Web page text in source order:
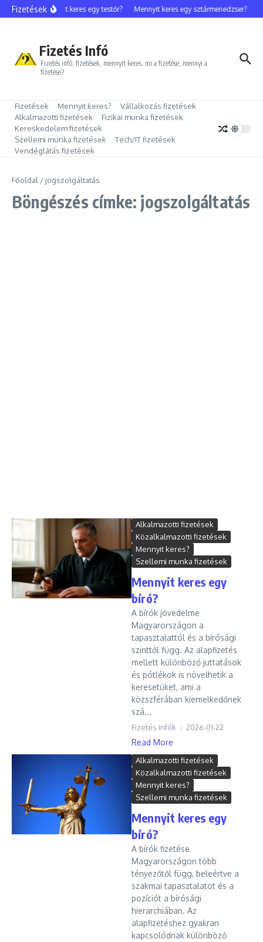
Ugrás a tartalomhoz
FizetésekMennyit keres egy testőr? Mennyit keres egy sztármenedzser?
Fizetés Infó
Fizetés infó, fizetések, mennyit keres, mi a fizetése, mennyi a
fizetése?
Fizetések Mennyit keres?
Vállalkozás fizetések
Alkalmazotti fizetések
Fizikai munka fizetések
Kereskedelem fizetések
Szellemi munka fizetések
Tech/IT fizetések
Vendéglátás fizetések
Főoldal / jogszolgáltatás
Böngészés címke: jogszolgáltatás
Alkalmazotti fizetések
Közalkalmazotti fizetések
Mennyit keres?
Szellemi munka fizetések
Mennyit keres egy
bíró?
A bírók jövedelme
Magyarországon a
tapasztalattól és a bírósági
szinttől függ. Az alapfizetés
mellett különböző juttatások
és pótlékok is növelhetik a
keresetüket, ami a
közszférában kiemelkedőnek
szá...
Fizetés Infók 2026-01-22
Read More
Alkalmazotti fizetések
Közalkalmazotti fizetések
Mennyit keres?
Szellemi munka fizetések
Mennyit keres egy
bíró?
A bírók fizetése
Magyarországon több
tényezőtől függ, beleértve a
szakmai tapasztalatot és a
pozíciót a bírósági
hierarchiában. Az
alapfizetéshez gyakran
kapcsolódnak különböző